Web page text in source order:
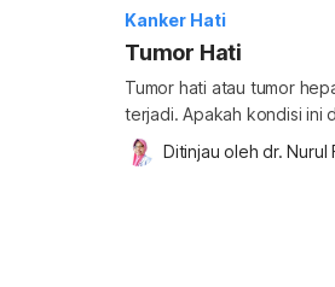
Kanker Hati
Tumor Hati
Tumor hati atau tumor
terjadi. Apakah kondisi ini
seputar tumor hati untuk
tumor hati? Tumor hati
Ditinjau oleh dr. Nurul